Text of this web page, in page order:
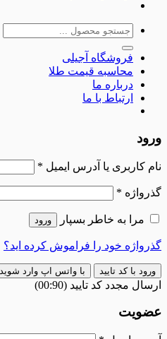
جستجو
فروشگاه آجیلی
محاسبه قیمت طلا
درباره ما
ارتباط با ما
ورود
نام کاربری یا آدرس ایمیل *
گذرواژه *
مرا به خاطر بسپار ورود
گذرواژه خود را فراموش کرده اید؟
ورود با کد تایید با واتس اپ وارد شوید
ارسال مجدد کد تایید (00:
90
)
عضویت